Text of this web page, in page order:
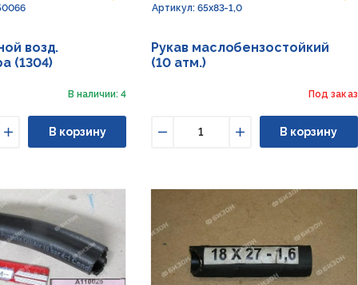
возд.
(1304)
В наличии: 4
Увеличить
В корзину
Артикул: 65х83-1,0
Рукав маслобензостойкий
(10 атм.)
Под заказ
Увеличить
В корзину